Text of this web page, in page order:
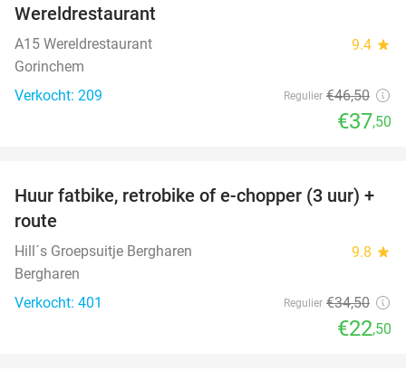
Wereldrestaurant
A15 Wereldrestaurant 9.4 star
Gorinchem
Verkocht: 209
Regulier €46,50
€37,50
35%
Huur fatbike, retrobike of e-chopper (3 uur) +
route
Hill´s Groepsuitje Bergharen 9.8 star
Bergharen
Verkocht: 401
Regulier €34,50
€22,50